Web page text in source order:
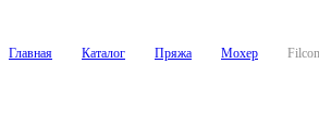
Главная Каталог Пряжа Мохер